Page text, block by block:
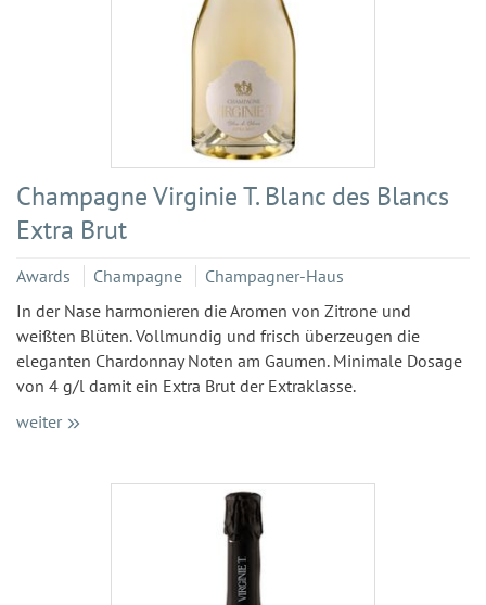
Champagne Virginie T. Blanc des Blancs
Extra Brut
Awards Champagne
Champagner-Haus
In der Nase harmonieren die Aromen von Zitrone und
weißten Blüten. Vollmundig und frisch überzeugen die
eleganten Chardonnay Noten am Gaumen. Minimale Dosage
von 4 g/l damit ein Extra Brut der Extraklasse.
weiter